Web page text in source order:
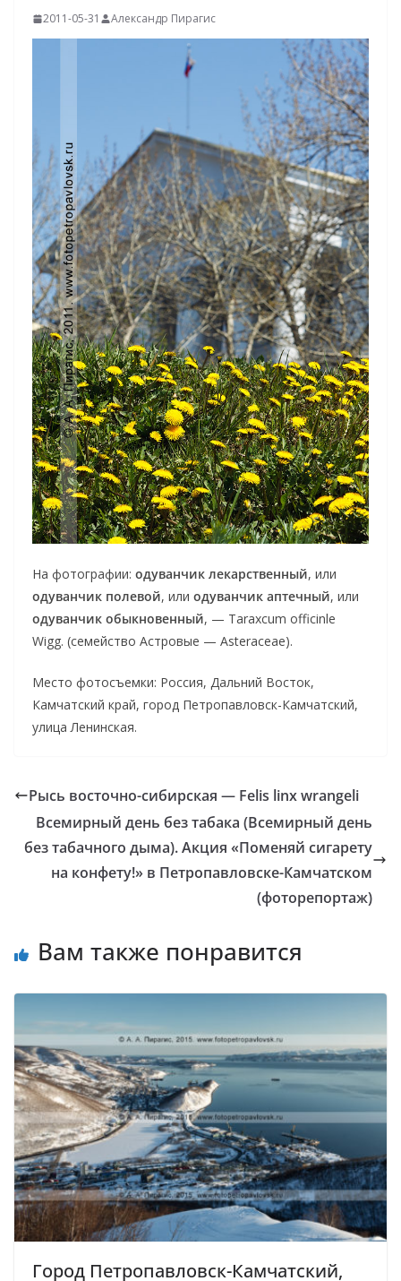
2011-05-31 Александр Пирагис
На фотографии: одуванчик лекарственный, или
одуванчик полевой, или одуванчик аптечный, или
одуванчик обыкновенный, — Taraxcum officinle
Wigg. (семейство Астровые — Asteraceae).
Место фотосъемки: Россия, Дальний Восток,
Камчатский край, город Петропавловск-Камчатский,
улица Ленинская.
Рысь восточно-сибирская — Felis linx wrangeli
Всемирный день без табака (Всемирный день
без табачного дыма). Акция «Поменяй сигарету
на конфету!» в Петропавловске-Камчатском
(фоторепортаж)
Вам также понравится
Город Петропавловск-Камчатский,